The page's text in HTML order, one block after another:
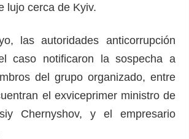
lujo cerca de Kyiv.
las autoridades anticorrupción
caso notificaron la sospecha a
del grupo organizado, entre
el exviceprimer ministro de
Chernyshov, y el empresario